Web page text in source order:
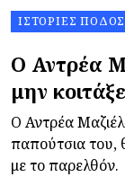
ΙΣΤΟΡΊΕΣ
Ο Αντρέα
μην
Ο Αντρέα
παπούτσια του,
με το παρελθόν.